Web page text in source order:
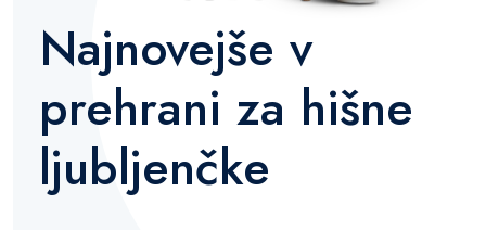
Najnovejše v
prehrani za hišne
ljubljenčke